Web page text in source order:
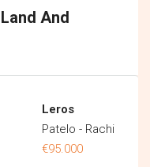
And
Leros
Patelo - Rachi
€95.000